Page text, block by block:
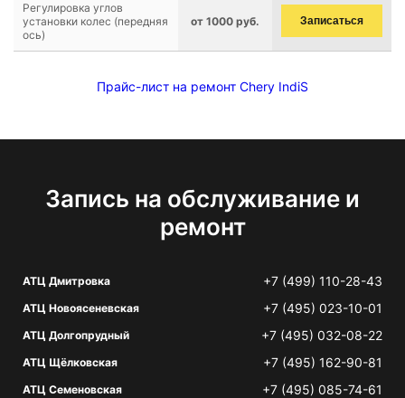
Регулировка углов
установки колес (передняя
ось)
от 1000 руб. Записаться
Прайс-лист на ремонт Chery IndiS
Запись на обслуживание и
ремонт
АТЦ Дмитровка +7 (499) 110-28-43
АТЦ Новоясеневская +7 (495) 023-10-01
АТЦ Долгопрудный +7 (495) 032-08-22
АТЦ Щёлковская +7 (495) 162-90-81
АТЦ Семеновская +7 (495) 085-74-61